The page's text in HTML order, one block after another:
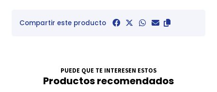
Compartir este producto
PUEDE QUE TE INTERESEN ESTOS
Productos recomendados